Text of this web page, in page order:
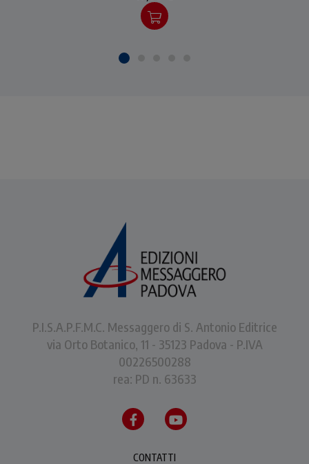
P.I.S.A.P.F.M.C. Messaggero di S. Antonio Editrice
via Orto Botanico, 11 - 35123 Padova - P.IVA
00226500288
rea: PD n. 63633
CONTATTI